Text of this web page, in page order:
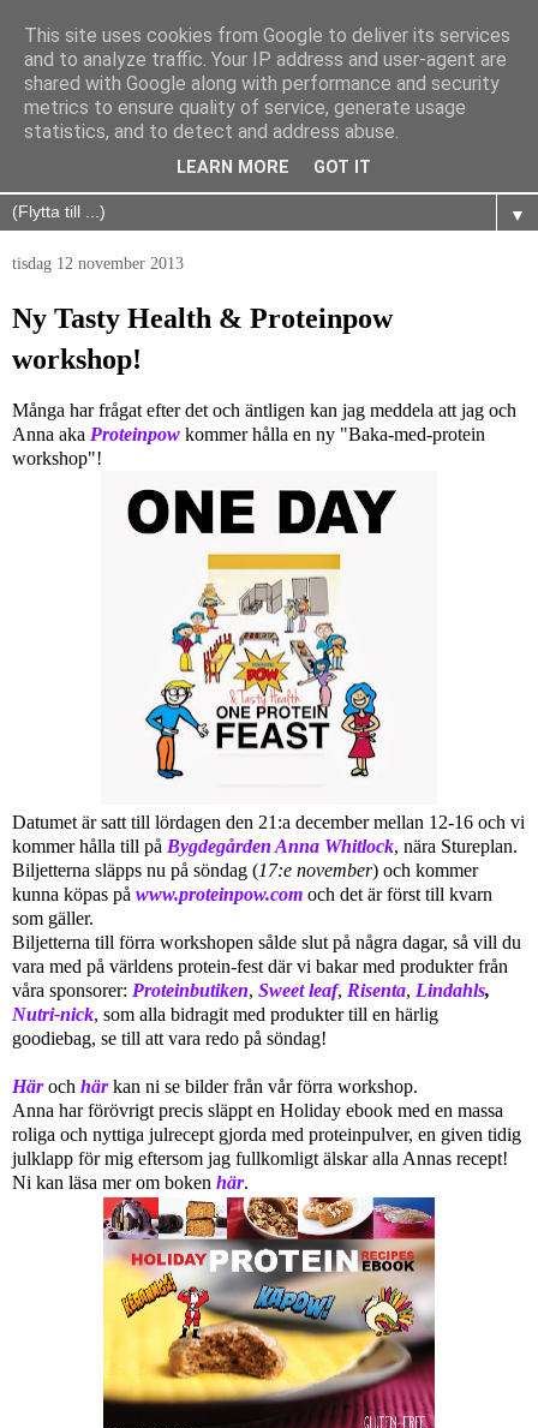
▼
tisdag 12 november 2013
Ny Tasty Health & Proteinpow
workshop!
Många har frågat efter det och äntligen kan jag meddela att jag och
Anna aka Proteinpow kommer hålla en ny "Baka-med-protein
workshop"!
Datumet är satt till lördagen den 21:a december mellan 12-16 och vi
kommer hålla till på Bygdegården Anna Whitlock, nära Stureplan.
Biljetterna släpps nu på söndag (17:e november) och kommer
kunna köpas på www.proteinpow.com och det är först till kvarn
som gäller.
Biljetterna till förra workshopen sålde slut på några dagar, så vill du
vara med på världens protein-fest där vi bakar med produkter från
våra sponsorer: Proteinbutiken, Sweet leaf, Risenta, Lindahls,
Nutri-nick, som alla bidragit med produkter till en härlig
goodiebag, se till att vara redo på söndag!
Häroch härkan ni se bilder från vår förra workshop.
Anna har förövrigt precis släppt en Holiday ebook med en massa
roliga och nyttiga julrecept gjorda med proteinpulver, en given tidig
julklapp för mig eftersom jag fullkomligt älskar alla Annas recept!
Ni kan läsa mer om boken här.
This site uses cookies from Google to deliver its services
and to analyze traffic. Your IP address and user-agent are
shared with Google along with performance and security
metrics to ensure quality of service, generate usage
statistics, and to detect and address abuse.
LEARN MORE GOT IT